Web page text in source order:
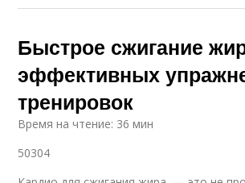
Быстрое сжигание
эффективных
тренировок
Время на чтение: 36 мин
50304